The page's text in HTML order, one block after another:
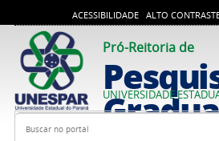
ACESSIBILIDADE ALTO
Pró-Reitoria de
UNIVERSIDADE
Busca